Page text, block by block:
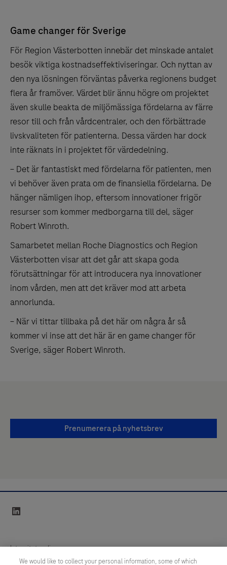
Game changer för Sverige
För Region Västerbotten innebär det minskade antalet
besök viktiga kostnadseffektiviseringar. Och nyttan av
den nya lösningen förväntas påverka regionens budget
flera år framöver. Värdet blir ännu högre om projektet
även skulle beakta de miljömässiga fördelarna av färre
resor till och från vårdcentraler, och den förbättrade
livskvaliteten för patienterna. Dessa värden har dock
inte räknats in i projektet för värdedelning.
– Det är fantastiskt med fördelarna för patienten, men
vi behöver även prata om de finansiella fördelarna. De
hänger nämligen ihop, eftersom innovationer frigör
resurser som kommer medborgarna till del, säger
Robert Winroth.
Samarbetet mellan Roche Diagnostics och Region
Västerbotten visar att det går att skapa goda
förutsättningar för att introducera nya innovationer
inom vården, men att det kräver mod att arbeta
annorlunda.
– När vi tittar tillbaka på det här om några år så
kommer vi inse att det här är en game changer för
Sverige, säger Robert Winroth.
Prenumerera på nyhetsbrev
Integritetspolicy
We would like to collect your personal information, some of which